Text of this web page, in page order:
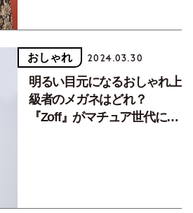
おしゃれ 2024.03.30
明るい目元になるおしゃれ上
級者のメガネはどれ？
『Zoff』がマチュア世代にお